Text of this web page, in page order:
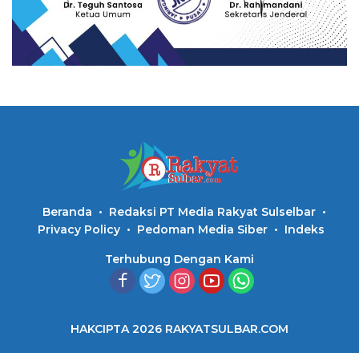
Beranda
Redaksi PT Media Rakyat Sulselbar
Privacy Policy
Pedoman Media Siber Indeks
Terhubung Dengan Kami
HAKCIPTA 2026 RAKYATSULBAR.COM